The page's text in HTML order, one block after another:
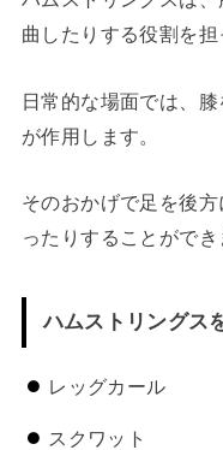
曲したりする役割を担
日常的な場面では、
が作用します。
そのおかげで足を後
ったりすることができ
ハムストリングス
レッグカール
スクワット